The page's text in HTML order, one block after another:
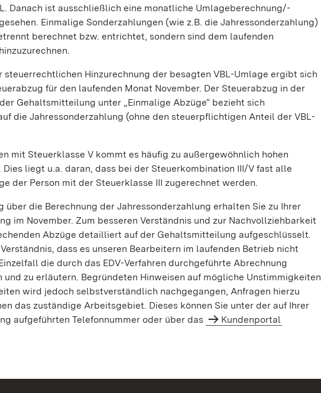
Danach ist ausschließlich eine monatliche Umlageberechnung/-
Einmalige Sonderzahlungen (wie z.B. die Jahressonderzahlung)
berechnet bzw. entrichtet, sondern sind dem laufenden
steuerrechtlichen Hinzurechnung der besagten VBL-Umlage ergibt sich
für den laufenden Monat November. Der Steuerabzug in der
Gehaltsmitteilung unter „Einmalige Abzüge“ bezieht sich
die Jahressonderzahlung (ohne den steuerpflichtigen Anteil der VBL-
mit Steuerklasse V kommt es häufig zu außergewöhnlich hohen
Dies liegt u.a. daran, dass bei der Steuerkombination III/V fast alle
der Person mit der Steuerklasse III zugerechnet werden.
über die Berechnung der Jahressonderzahlung erhalten Sie zu Ihrer
im November. Zum besseren Verständnis und zur Nachvollziehbarkeit
Abzüge detailliert auf der Gehaltsmitteilung aufgeschlüsselt.
dass es unseren Bearbeitern im laufenden Betrieb nicht
die durch das EDV-Verfahren durchgeführte Abrechnung
und zu erläutern. Begründeten Hinweisen auf mögliche Unstimmigkeiten
wird jedoch selbstverständlich nachgegangen, Anfragen hierzu
das zuständige Arbeitsgebiet. Dieses können Sie unter der auf Ihrer
aufgeführten Telefonnummer oder über das
Kundenportal